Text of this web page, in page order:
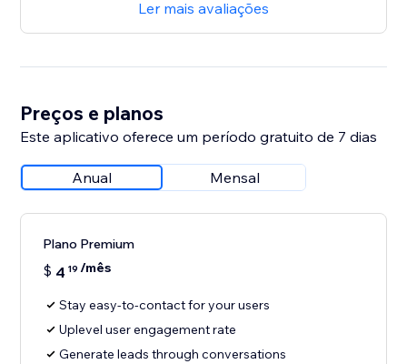
Ler mais avaliações
Preços e planos
Este aplicativo oferece um período gratuito de 7 dias
Anual Mensal
Plano Premium
$ 4 19 /mês
Stay easy-to-contact for your users
Uplevel user engagement rate
Generate leads through conversations